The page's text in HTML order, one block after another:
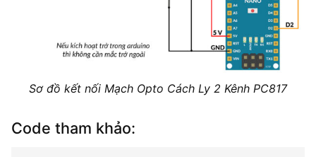
Sơ đồ kết nối Mạch Opto Cách Ly 2 Kênh PC817
Code tham khảo: